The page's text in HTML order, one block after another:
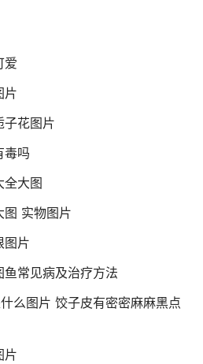
爱
片
子花图片
毒吗
全大图
图 实物图片
图片
常见病及治疗方法
么图片 饺子皮有密密麻麻黑点
片